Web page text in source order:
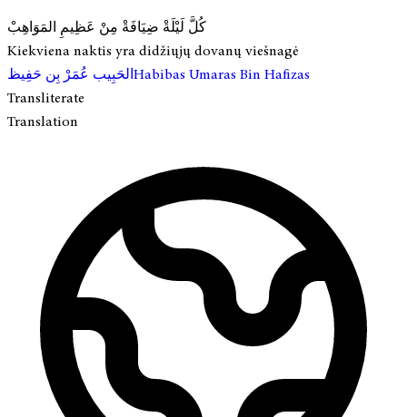
كُلَّ لَيْلَةْ ضِيَافَةْ مِنْ عَظِيمِ المَوَاهِبْ
Kiekviena naktis yra didžiųjų dovanų viešnagė
الحَبِيب عُمَرْ بِن حَفِيظHabibas Umaras Bin Hafizas
Transliterate
Translation